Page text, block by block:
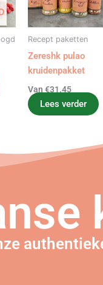
Recept paketten
Zereshk pulao
kruidenpakket
Van€31.45
Lees verder